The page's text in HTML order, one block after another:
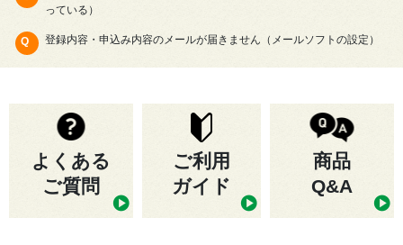
っている）
登録内容・申込み内容のメールが届きません（メールソフトの設定）
よくある
ご質問
ご利用
ガイド
商品
Q&A